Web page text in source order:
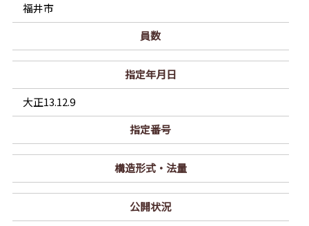
福井市
員数
指定年月日
大正13.12.9
指定番号
構造形式・法量
公開状況